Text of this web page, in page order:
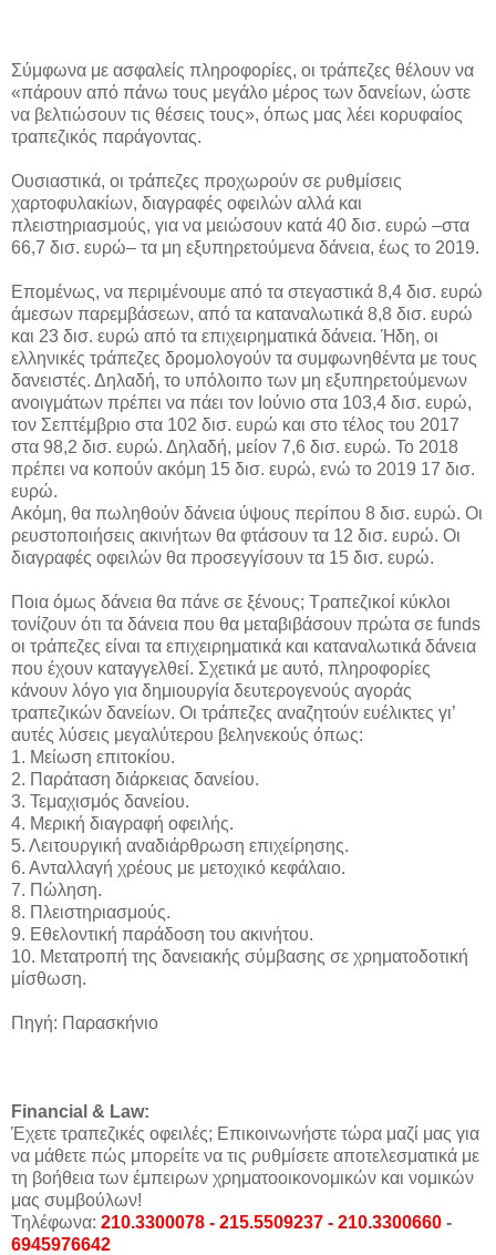
Σύμφωνα με ασφαλείς πληροφορίες, οι τράπεζες θέλουν να
«πάρουν από πάνω τους μεγάλο μέρος των δανείων, ώστε
να βελτιώσουν τις θέσεις τους», όπως μας λέει κορυφαίος
τραπεζικός παράγοντας.
Ουσιαστικά, οι τράπεζες προχωρούν σε ρυθμίσεις
χαρτοφυλακίων, διαγραφές οφειλών αλλά και
πλειστηριασμούς, για να μειώσουν κατά 40 δισ. ευρώ –στα
66,7 δισ. ευρώ– τα μη εξυπηρετούμενα δάνεια, έως το 2019.
Επομένως, να περιμένουμε από τα στεγαστικά 8,4 δισ. ευρώ
άμεσων παρεμβάσεων, από τα καταναλωτικά 8,8 δισ. ευρώ
και 23 δισ. ευρώ από τα επιχειρηματικά δάνεια. Ήδη, οι
ελληνικές τράπεζες δρομολογούν τα συμφωνηθέντα με τους
δανειστές. Δηλαδή, το υπόλοιπο των μη εξυπηρετούμενων
ανοιγμάτων πρέπει να πάει τον Ιούνιο στα 103,4 δισ. ευρώ,
τον Σεπτέμβριο στα 102 δισ. ευρώ και στο τέλος του 2017
στα 98,2 δισ. ευρώ. Δηλαδή, μείον 7,6 δισ. ευρώ. Το 2018
πρέπει να κοπούν ακόμη 15 δισ. ευρώ, ενώ το 2019 17 δισ.
ευρώ.
Ακόμη, θα πωληθούν δάνεια ύψους περίπου 8 δισ. ευρώ. Οι
ρευστοποιήσεις ακινήτων θα φτάσουν τα 12 δισ. ευρώ. Οι
διαγραφές οφειλών θα προσεγγίσουν τα 15 δισ. ευρώ.
Ποια όμως δάνεια θα πάνε σε ξένους; Τραπεζικοί κύκλοι
τονίζουν ότι τα δάνεια που θα μεταβιβάσουν πρώτα σε funds
οι τράπεζες είναι τα επιχειρηματικά και καταναλωτικά δάνεια
που έχουν καταγγελθεί. Σχετικά με αυτό, πληροφορίες
κάνουν λόγο για δημιουργία δευτερογενούς αγοράς
τραπεζικών δανείων. Οι τράπεζες αναζητούν ευέλικτες γι’
αυτές λύσεις μεγαλύτερου βεληνεκούς όπως:
1. Μείωση επιτοκίου.
2. Παράταση διάρκειας δανείου.
3. Τεμαχισμός δανείου.
4. Μερική διαγραφή οφειλής.
5. Λειτουργική αναδιάρθρωση επιχείρησης.
6. Ανταλλαγή χρέους με μετοχικό κεφάλαιο.
7. Πώληση.
8. Πλειστηριασμούς.
9. Εθελοντική παράδοση του ακινήτου.
10. Μετατροπή της δανειακής σύμβασης σε χρηματοδοτική
μίσθωση.
Πηγή: Παρασκήνιο
Financial & Law:
Έχετε τραπεζικές οφειλές; Επικοινωνήστε τώρα μαζί μας για
να μάθετε πώς μπορείτε να τις ρυθμίσετε αποτελεσματικά με
τη βοήθεια των έμπειρων χρηματοοικονομικών και νομικών
μας συμβούλων!
Τηλέφωνα: 210.3300078 - 215.5509237 - 210.3300660 -
6945976642